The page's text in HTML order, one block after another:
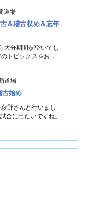
道場
＆稽古収め＆忘年
大分期間が空いてし
トピックスをお ...
道場
古始め
野さんと行いまし
合に出たいですね。